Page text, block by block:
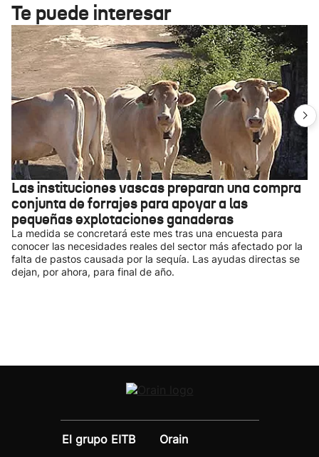
Te puede interesar
Las instituciones vascas preparan una compra
conjunta de forrajes para apoyar a las
pequeñas explotaciones ganaderas
La medida se concretará este mes tras una encuesta para
conocer las necesidades reales del sector más afectado por la
falta de pastos causada por la sequía. Las ayudas directas se
dejan, por ahora, para final de año.
El grupo EITB
Orain